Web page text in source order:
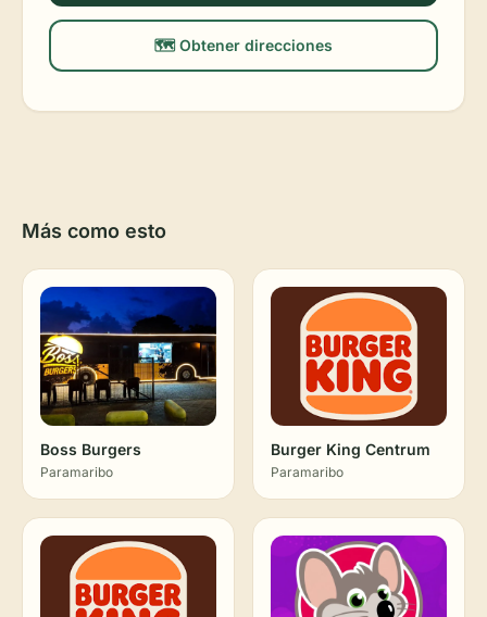
🗺️ Obtener direcciones
Más como esto
Boss Burgers
Paramaribo
Burger King Centrum
Paramaribo